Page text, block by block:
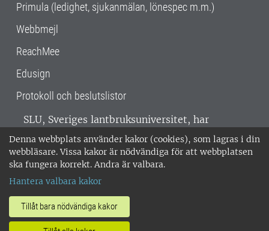
Denna webbplats använder kakor (cookies), som lagras i din
webbläsare. Vissa kakor är nödvändiga för att webbplatsen
ska fungera korrekt. Andra är valbara.
Hantera valbara kakor
Tillåt bara nödvändiga kakor
Primula (ledighet, sjukanmälan, lönespec m.m.)
Webbmejl
ReachMee
Edusign
Protokoll och beslutslistor
SLU, Sveriges lantbruksuniversitet, har
verksamhet över hela Sverige. Huvudorter är
Alnarp, Uppsala och Umeå.SLU är
miljöcertifierat enligt ISO 14001. •
018-67 10 00 • Org nr: 202100-2817 •
Om SLU:s webbplatser
•Hantera kakor•Behandling av